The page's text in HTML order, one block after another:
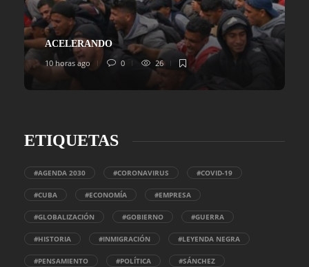
ACELERANDO
10 horas ago
0 26
ETIQUETAS
#AGENDA 2030 #CORONAVIRUS #COVID-19
#CUBA #ECONOMÍA #EMPRESA
#GLOBALIZACIÓN #GOBIERNO #GUERRA
#HISTORIA #INMIGRACIÓN #LEYENDA NEGRA
#PENSAMIENTO #POLÍTICA #SÁNCHEZ